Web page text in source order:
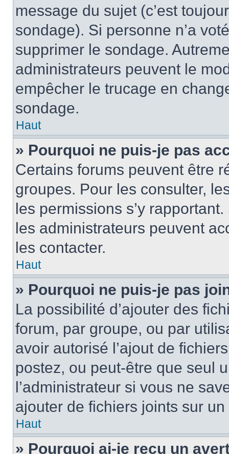
message du sujet (c’est
sondage). Si personne n’a
supprimer le sondage.
administrateurs peuvent le
empêcher le trucage en
sondage.
Haut
» Pourquoi ne puis-je pas
Certains forums peuvent être
groupes. Pour les consulter,
les permissions s’y
les administrateurs peuvent
les contacter.
Haut
» Pourquoi ne puis-je pas
La possibilité d’ajouter des
forum, par groupe, ou par
avoir autorisé l’ajout de
postez, ou peut-être que seul
l’administrateur si vous ne
ajouter de fichiers joints sur un
Haut
» Pourquoi ai-je reçu un